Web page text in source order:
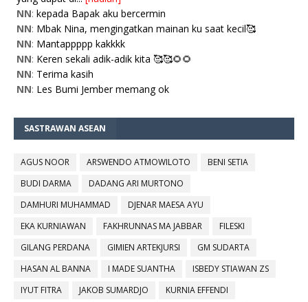
NN: kepada Bapak aku bercermin
NN: Mbak Nina, mengingatkan mainan ku saat kecil🥰
NN: Mantappppp kakkkk
NN: Keren sekali adik-adik kita 🥰🥰🌻🌻
NN: Terima kasih
NN: Les Bumi Jember memang ok
SASTRAWAN ASEAN
AGUS NOOR ARSWENDO ATMOWILOTO
BENI SETIA
BUDI DARMA
DADANG ARI MURTONO
DAMHURI MUHAMMAD
DJENAR MAESA AYU
EKA KURNIAWAN
FAKHRUNNAS MA JABBAR
FILESKI
GILANG PERDANA
GIMIEN ARTEKJURSI
GM SUDARTA
HASAN AL BANNA
I MADE SUANTHA
ISBEDY STIAWAN ZS
IYUT FITRA
JAKOB SUMARDJO
KURNIA EFFENDI